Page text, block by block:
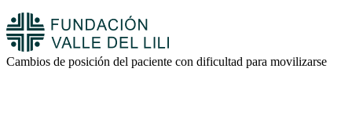
Cambios de posición del paciente con dificultad para movilizarse